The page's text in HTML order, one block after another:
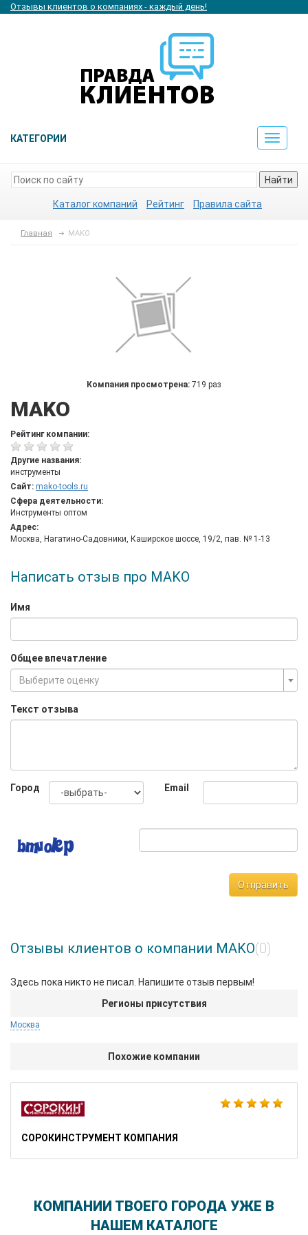
Отзывы клиентов о компаниях - каждый день!
КАТЕГОРИИ
Toggle
Найти
Каталог компаний Рейтинг Правила сайта
Главная MAKO
Компания просмотрена: 719 раз
MAKO
Рейтинг компании:
Другие названия:
инструменты
Сайт: mako-tools.ru
Сфера деятельности:
Инструменты оптом
Адрес:
Москва, Нагатино-Садовники, Каширское шоссе, 19/2, пав. № 1-13
Написать отзыв про MAKO
Имя
Общее впечатление
Выберите оценку
Текст отзыва
Город Email
Отправить
Отзывы клиентов о компании MAKO(0)
Здесь пока никто не писал. Напишите отзыв первым!
Регионы присутствия
Москва
Похожие компании
СОРОКИНСТРУМЕНТ КОМПАНИЯ
КОМПАНИИ ТВОЕГО ГОРОДА УЖЕ В
НАШЕМ КАТАЛОГЕ